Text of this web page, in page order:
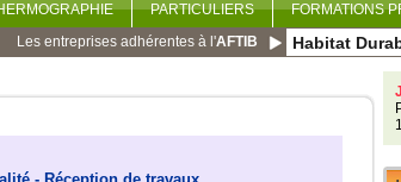
PARTICULIERS FORMATIONS
Les entreprises adhérentes à l'AFTIB Habitat